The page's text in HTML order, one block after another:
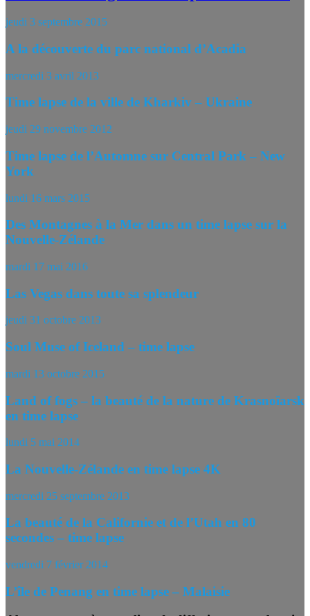
jeudi 3 septembre 2015
A la découverte du parc national d’Acadia
mercredi 3 avril 2013
Time lapse de la ville de Kharkiv – Ukraine
jeudi 29 novembre 2012
Time lapse de l’Automne sur Central Park – New
York
lundi 16 mars 2015
Des Montagnes à la Mer dans un time lapse sur la
Nouvelle-Zélande
mardi 17 mai 2016
Las Vegas dans toute sa splendeur
jeudi 31 octobre 2013
Soul Muse of Iceland – time lapse
mardi 13 octobre 2015
Land of fogs – la beauté de la nature de Krasnoïarsk
en time lapse
lundi 5 mai 2014
La Nouvelle-Zélande en time lapse 4K
mercredi 25 septembre 2013
La beauté de la Californie et de l’Utah en 80
secondes – time lapse
vendredi 7 février 2014
L’île de Penang en time lapse – Malaisie